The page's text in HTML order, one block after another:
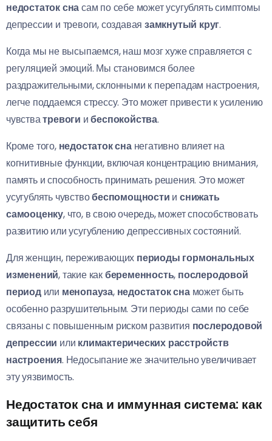
недостаток снасам по себе может усугублять симптомы
депрессии и тревоги, создаваязамкнутый круг.
Когда мы не высыпаемся, наш мозг хуже справляется с
регуляцией эмоций. Мы становимся более
раздражительными, склонными к перепадам настроения,
легче поддаемся стрессу. Это может привести к усилению
чувстватревоги ибеспокойства.
Кроме того, недостаток снанегативно влияет на
когнитивные функции, включая концентрацию внимания,
память и способность принимать решения. Это может
усугублять чувствобеспомощности иснижать
самооценку, что, в свою очередь, может способствовать
развитию или усугублению депрессивных состояний.
Для женщин, переживающих периоды гормональных
изменений, такие какбеременность, послеродовой
периодили менопауза, недостаток снаможет быть
особенно разрушительным. Эти периоды сами по себе
связаны с повышенным риском развития послеродовой
депрессии или климактерических расстройств
настроения. Недосыпание же значительно увеличивает
эту уязвимость.
Недостаток сна и иммунная система: как
защитить себя